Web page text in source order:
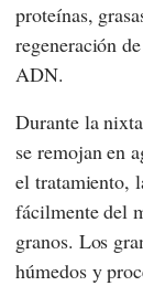
proteínas,
regeneración
ADN.
Durante la
se remojan en
el tratamiento,
fácilmente del
granos. Los
húmedos y